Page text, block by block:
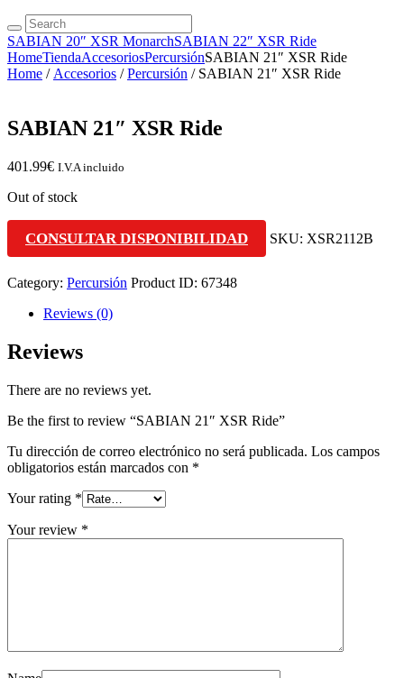
SABIAN 20″ XSR MonarchSABIAN 22″ XSR Ride
HomeTiendaAccesoriosPercursiónSABIAN 21″ XSR Ride
Home / Accesorios /Percursión / SABIAN 21″ XSR Ride
SABIAN 21″ XSR Ride
401.99€ I.V.A incluido
Out of stock
CONSULTAR DISPONIBILIDAD SKU: XSR2112B
Category: Percursión Product ID: 67348
Reviews (0)
Reviews
There are no reviews yet.
Be the first to review “SABIAN 21″ XSR Ride”
Tu dirección de correo electrónico no será publicada. Los campos
obligatorios están marcados con *
Your rating *
Your review *